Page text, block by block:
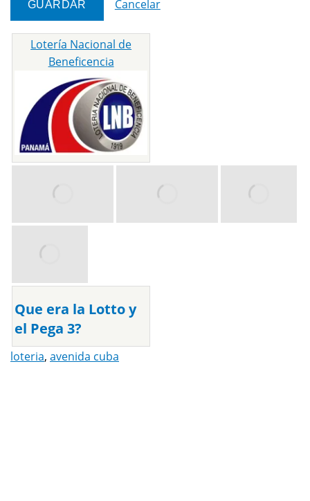
Cancelar
Lotería Nacional de
Beneficencia
Que era la Lotto y
el Pega 3?
loteria, avenida cuba